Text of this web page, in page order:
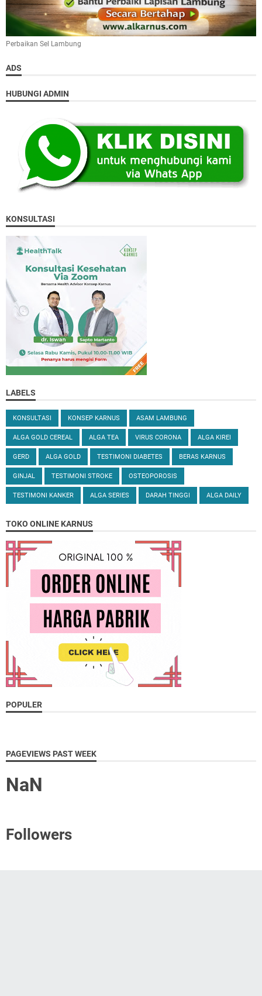
Perbaikan Sel Lambung
ADS
HUBUNGI ADMIN
KONSULTASI
LABELS
KONSULTASI KONSEP KARNUS ASAM LAMBUNG
ALGA GOLD CEREAL ALGA TEA VIRUS CORONA ALGA KIREI
GERD ALGA GOLD TESTIMONI DIABETES BERAS KARNUS
GINJAL TESTIMONI STROKE OSTEOPOROSIS
TESTIMONI KANKER ALGA SERIES DARAH TINGGI ALGA DAILY
TOKO ONLINE KARNUS
POPULER
PAGEVIEWS PAST WEEK
NaN
Followers